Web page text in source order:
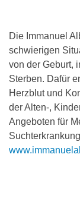
Die Immanuel
schwierigen
von der Geburt,
Sterben. Dafür
Herzblut und
der Alten-,
Angeboten für